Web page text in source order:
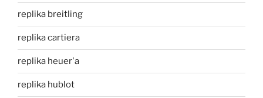
replika breitling
replika cartiera
replika heuer'a
replika hublot